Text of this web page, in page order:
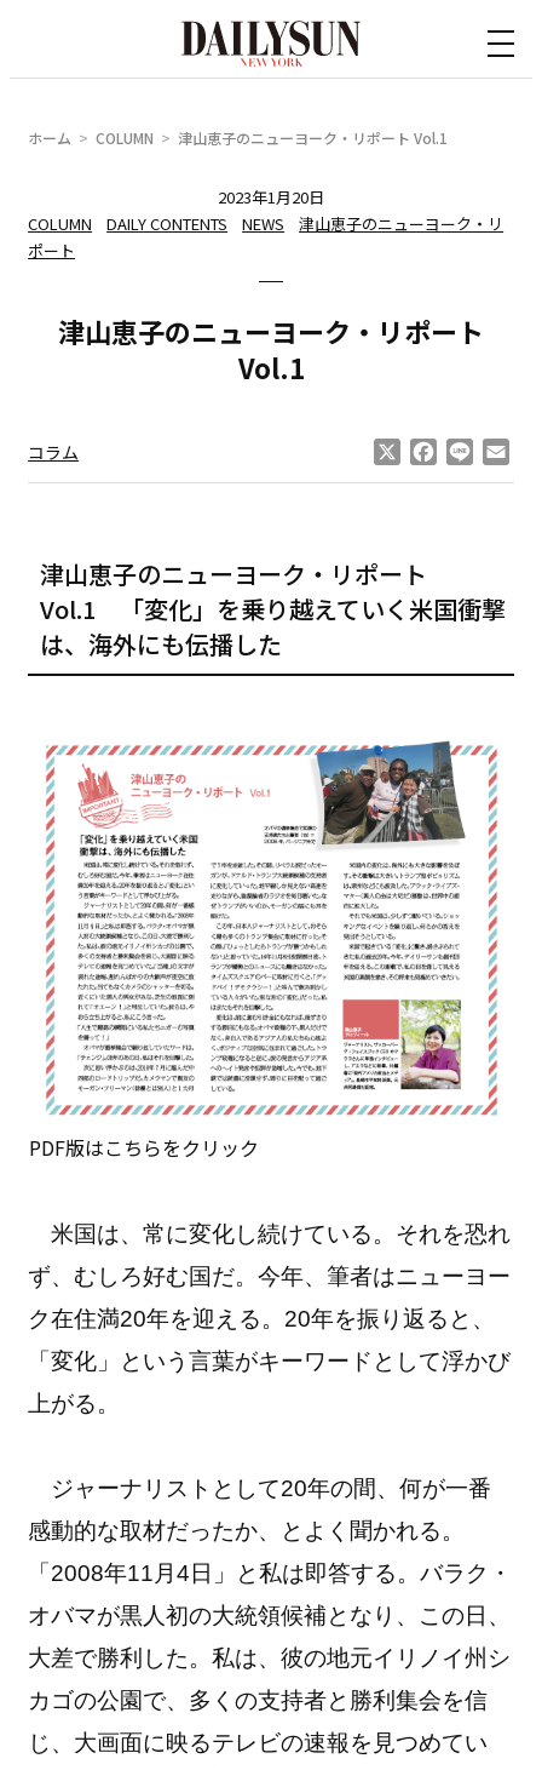
ホーム COLUMN 津山恵子のニューヨーク・リポート Vol.1
2023年1月20日
COLUMN
DAILY CONTENTS NEWS
津山恵子のニューヨーク・リ
ポート
津山恵子のニューヨーク・リポート
Vol.1
コラム Facebook
Line
津山恵子のニューヨーク・リポート
Vol.1 「変化」を乗り越えていく米国衝撃
は、海外にも伝播した
PDF版はこちらをクリック
米国は、常に変化し続けている。それを恐れ
ず、むしろ好む国だ。今年、筆者はニューヨー
ク在住満20年を迎える。20年を振り返ると、
「変化」という言葉がキーワードとして浮かび
上がる。
ジャーナリストとして20年の間、何が一番
感動的な取材だったか、とよく聞かれる。
「2008年11月4日」と私は即答する。バラク・
オバマが黒人初の大統領候補となり、この日、
大差で勝利した。私は、彼の地元イリノイ州シ
カゴの公園で、多くの支持者と勝利集会を信
じ、大画面に映るテレビの速報を見つめてい